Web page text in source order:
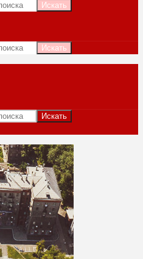
Искать
Искать
Искать